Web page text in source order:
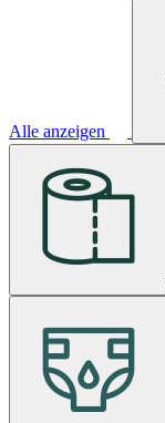
Alle anzeigen